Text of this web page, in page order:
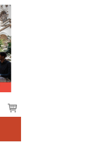
Voir
le